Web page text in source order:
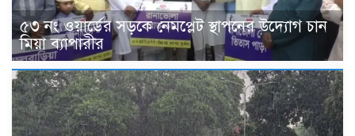
৫৩ নং ওয়ার্ডের সড়কে নেমপ্লেট স্থাপনের উদ্যোগ চান
মিয়া ব্যাপারীর